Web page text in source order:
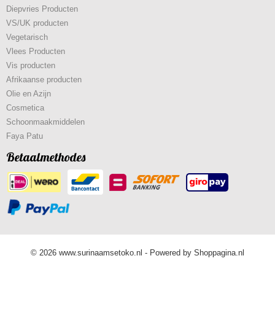
Diepvries Producten
VS/UK producten
Vegetarisch
Vlees Producten
Vis producten
Afrikaanse producten
Olie en Azijn
Cosmetica
Schoonmaakmiddelen
Faya Patu
Betaalmethodes
© 2026 www.surinaamsetoko.nl - Powered by Shoppagina.nl